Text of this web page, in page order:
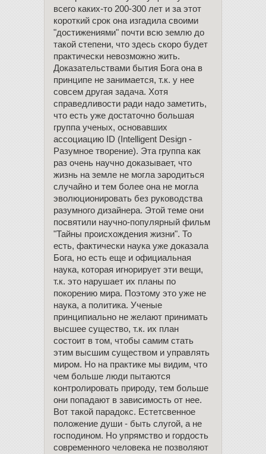
всего каких-то 200-300 лет и за этот
короткий срок она изгадила своими
"достижениями" почти всю землю до
такой степени, что здесь скоро будет
практически невозможно жить.
Доказательствами бытия Бога она в
принципе не занимается, т.к. у нее
совсем другая задача. Хотя
справедливости ради надо заметить,
что есть уже достаточно большая
группа ученых, основавших
ассоциацию ID (Intelligent Design -
Разумное творение). Эта группа как
раз очень научно доказывает, что
жизнь на земле не могла зародиться
случайно и тем более она не могла
эволюционировать без руководства
разумного дизайнера. Этой теме они
посвятили научно-популярный фильм
"Тайны происхождения жизни". То
есть, фактически наука уже доказала
Бога, но есть еще и официальная
наука, которая игнорирует эти вещи,
т.к. это нарушает их планы по
покорению мира. Поэтому это уже не
наука, а политика. Ученые
принципиально не желают принимать
высшее существо, т.к. их план
состоит в том, чтобы самим стать
этим высшим существом и управлять
миром. Но на практике мы видим, что
чем больше люди пытаются
контролировать природу, тем больше
они попадают в зависимость от нее.
Вот такой парадокс. Естетсвенное
положение души - быть слугой, а не
господином. Но упрямство и гордость
современного человека не позволяют